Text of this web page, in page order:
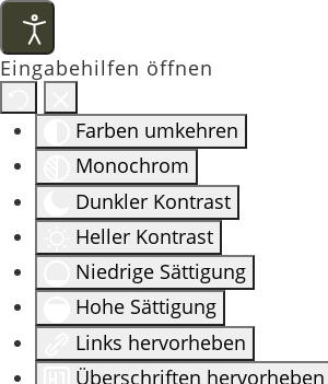
Eingabehilfen öffnen
Farben umkehren
Monochrom
Dunkler Kontrast
Heller Kontrast
Niedrige Sättigung
Hohe Sättigung
Links hervorheben
Überschriften hervorheben